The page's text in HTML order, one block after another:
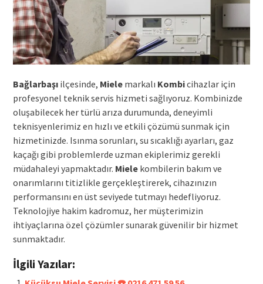
Bağlarbaşıilçesinde, Mielemarkalı Kombicihazlar için
profesyonel teknik servis hizmeti sağlıyoruz. Kombinizde
oluşabilecek her türlü arıza durumunda, deneyimli
teknisyenlerimiz en hızlı ve etkili çözümü sunmak için
hizmetinizde. Isınma sorunları, su sıcaklığı ayarları, gaz
kaçağı gibi problemlerde uzman ekiplerimiz gerekli
müdahaleyi yapmaktadır. Mielekombilerin bakım ve
onarımlarını titizlikle gerçekleştirerek, cihazınızın
performansını en üst seviyede tutmayı hedefliyoruz.
Teknolojiye hakim kadromuz, her müşterimizin
ihtiyaçlarına özel çözümler sunarak güvenilir bir hizmet
sunmaktadır.
İlgili Yazılar: